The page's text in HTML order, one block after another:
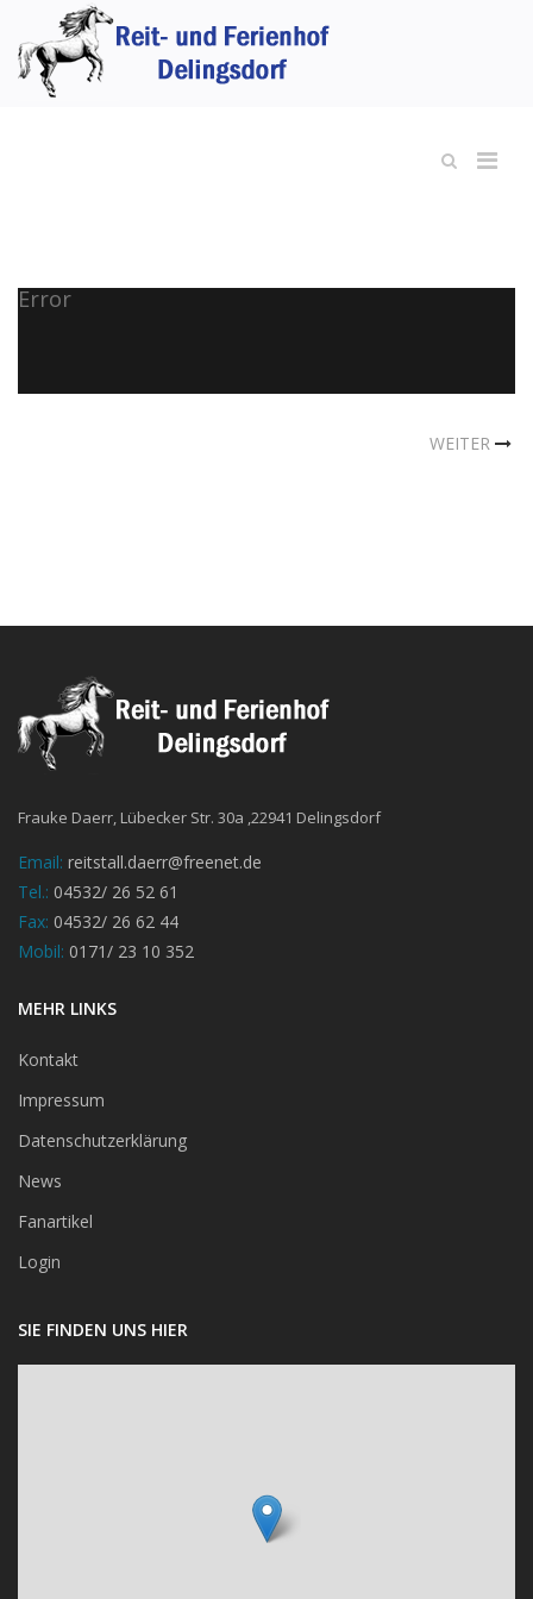
Error
WEITER
Frauke Daerr, Lübecker Str. 30a ,22941 Delingsdorf
Email: reitstall.daerr@freenet.de
Tel.: 04532/ 26 52 61
Fax: 04532/ 26 62 44
Mobil: 0171/ 23 10 352
MEHR LINKS
Kontakt
Impressum
Datenschutzerklärung
News
Fanartikel
Login
SIE FINDEN UNS HIER